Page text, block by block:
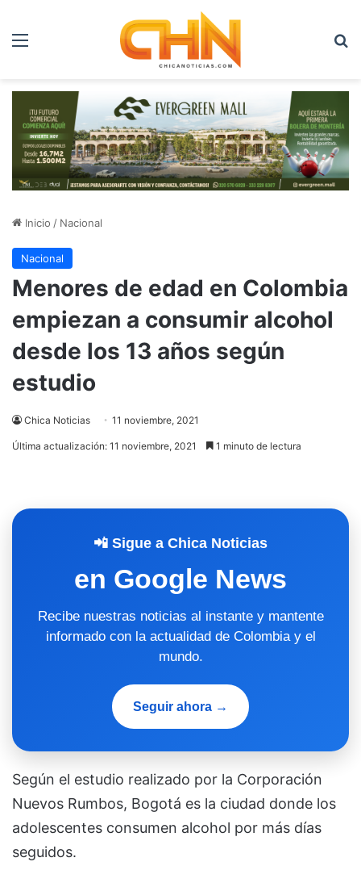
Menú
Inicio / Nacional
Nacional
Menores de edad en Colombia
empiezan a consumir alcohol
desde los 13 años según
estudio
Chica Noticias 11 noviembre, 2021
Última actualización: 11 noviembre, 2021 1 minuto de lectura
📲 Sigue a Chica Noticias
en Google News
Recibe nuestras noticias al instante y mantente
informado con la actualidad de Colombia y el
mundo.
Seguir ahora →
Según el estudio realizado por la Corporación
Nuevos Rumbos, Bogotá es la ciudad donde los
adolescentes consumen alcohol por más días
seguidos.